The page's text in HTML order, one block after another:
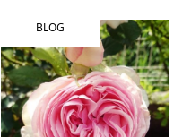
BLOG